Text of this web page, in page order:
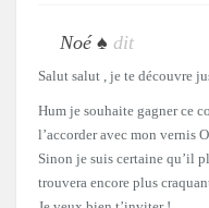
Noé ♠ dit
Salut salut , je te découvre
Hum je souhaite gagner ce
l’accorder avec mon vernis
Sinon je suis certaine qu’il
trouvera encore plus